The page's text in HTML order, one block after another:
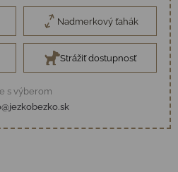
Nadmerkový ťahák
Strážiť dostupnosť
s výberom